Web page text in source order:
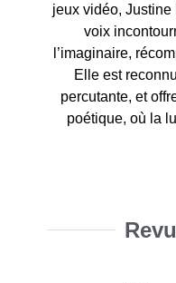
jeux vidéo, Justine
voix
l’imaginaire,
Elle est
percutante, et
poétique, où la